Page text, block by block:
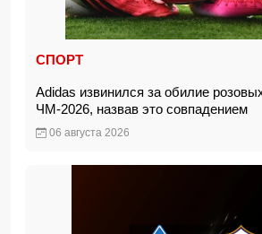
СПОРТ
Adidas извинился за обилие
ЧМ-2026, назвав это совпадением
06 августа 2026